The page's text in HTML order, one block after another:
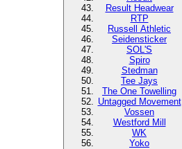
Result Headwear
RTP
Russell Athletic
Seidensticker
SOL'S
Spiro
Stedman
Tee Jays
The One Towelling
Untagged Movement
Vossen
Westford Mill
WK
Yoko